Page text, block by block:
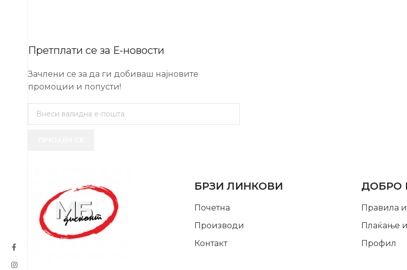
Претплати се за Е-новости
Зачлени се за да ги добиваш најновите
промоции и попусти!
БРЗИ ЛИНКОВИ
Почетна
Производи
Контакт
ДОБРО
Правила
Плаќање
Профил